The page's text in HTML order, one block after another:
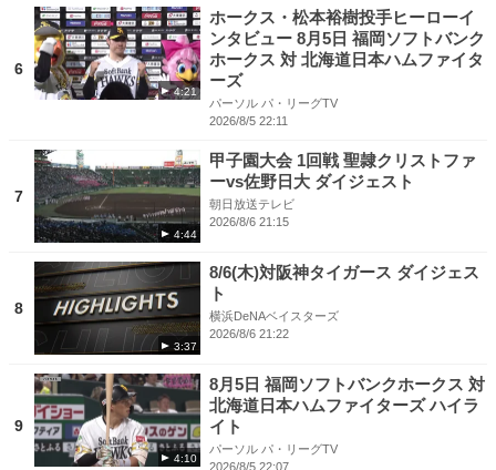
6
4:21
ホークス・松本裕樹投手ヒーローイ
ンタビュー 8月5日 福岡ソフトバンク
ホークス 対 北海道日本ハムファイタ
ーズ
パーソル パ・リーグTV
2026/8/5 22:11
7
4:44
甲子園大会 1回戦 聖隷クリストファ
ーvs佐野日大 ダイジェスト
朝日放送テレビ
2026/8/6 21:15
8
3:37
8/6(木)対阪神タイガース ダイジェス
ト
横浜DeNAベイスターズ
2026/8/6 21:22
9
4:10
8月5日 福岡ソフトバンクホークス 対
北海道日本ハムファイターズ ハイラ
イト
パーソル パ・リーグTV
2026/8/5 22:07